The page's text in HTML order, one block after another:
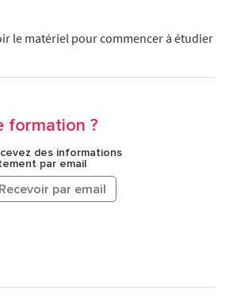
le matériel pour commencer à étudier
formation ?
des informations
par email
Recevoir par email